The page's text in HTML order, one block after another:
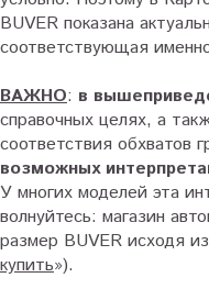
BUVER показана
соответствующая
ВАЖНО: в
справочных целях, а
соответствия обхватов
возможных
У многих моделей эта
волнуйтесь: магазин
размер BUVER исходя
купить»).